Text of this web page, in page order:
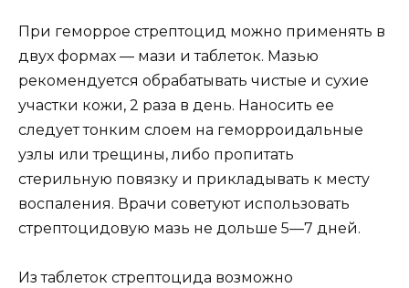
При геморрое стрептоцид можно применять в
двух формах — мази и таблеток. Мазью
рекомендуется обрабатывать чистые и сухие
участки кожи, 2 раза в день. Наносить ее
следует тонким слоем на геморроидальные
узлы или трещины, либо пропитать
стерильную повязку и прикладывать к месту
воспаления. Врачи советуют использовать
стрептоцидовую мазь не дольше 5—7 дней.
Из таблеток стрептоцида возможно